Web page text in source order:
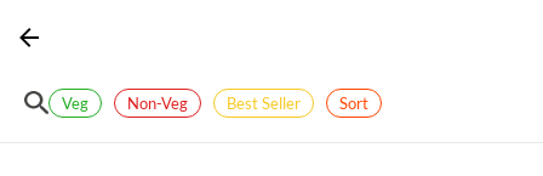
Veg Non-Veg Best Seller Sort